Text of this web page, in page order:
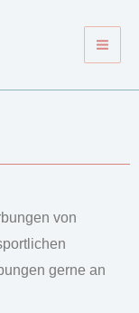
von
gerne an